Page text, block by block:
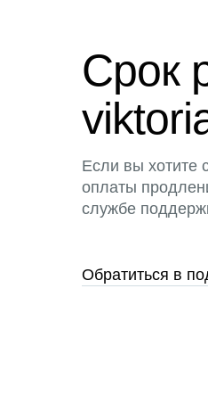
Срок
Если вы хотите
оплаты
службе
Обратиться в